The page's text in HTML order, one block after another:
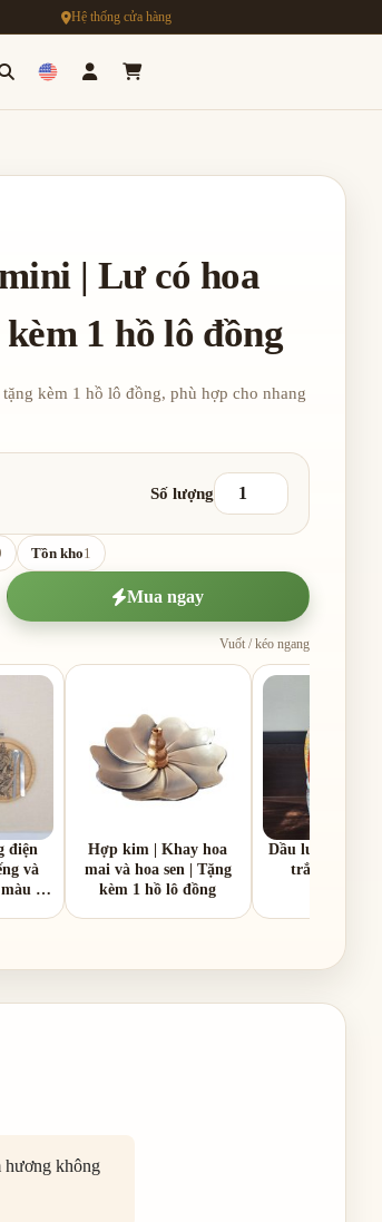
Hệ thống cửa hàng
| Lư có hoa
1 hồ lô đồng
kèm 1 hồ lô đồng, phù hợp cho nhang
Số lượng
Tồn kho1
Mua ngay
Vuốt / kéo ngang
điện
và
|
Hợp kim | Khay hoa
mai và hoa sen | Tặng
kèm 1 hồ lô đồng
Dầu lưu ly | 2 lit
trắng |
hương không